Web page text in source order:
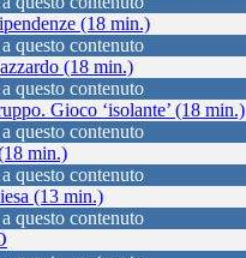
(18 min.)
questo contenuto
(18 min.)
questo contenuto
Gioco ‘isolante’ (18 min.)
questo contenuto
min.)
questo contenuto
(13 min.)
questo contenuto